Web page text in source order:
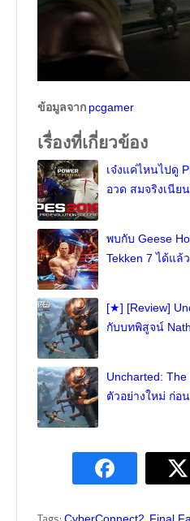
ข้อมูลจาก pcgamer
เรื่องที่เกี่ยวข้อง
เจ๋งแค่ไหนไปดู
อวด สมจริงเนีย
พบกับ Geese
Tekken 7 ได้แล้
[★] [Review]
กับบทพิสูจน์
Uncharted:
ตัวอย่างใหม่ ก่อ